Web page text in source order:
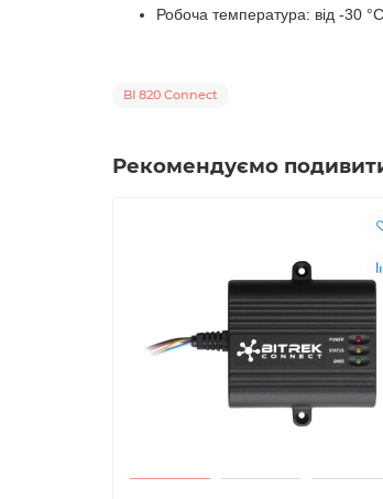
Робоча температура: від -30
BI 820 Connect
Рекомендуємо